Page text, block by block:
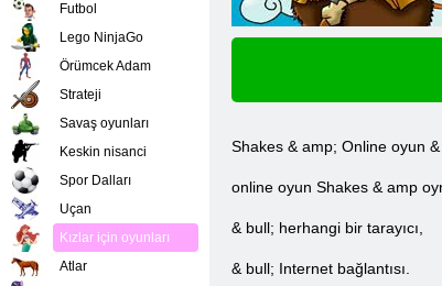
Shakes & amp; Online oyun
online oyun Shakes & amp
& bull; herhangi bir tarayıcı,
& bull; Internet bağlantısı.
Futbol
Lego NinjaGo
Örümcek Adam
Strateji
Savaş oyunları
Keskin nisanci
Spor Dalları
Uçan
Kızlar için oyunları
Atlar